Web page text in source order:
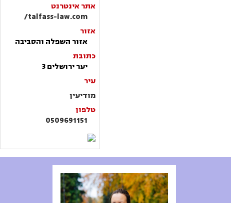
אתר אינטרנט
talfass-law.com/
אזור
אזור השפלה והסביבה
כתובת
יער ירושלים 3
עיר
מודיעין
טלפון
0509691151